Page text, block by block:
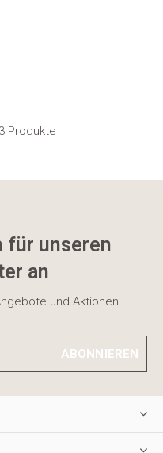
Produkte
für unseren
an
und Aktionen
ABONNIEREN